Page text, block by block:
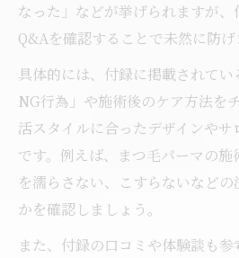
なった」などが挙げられますが
Q&Aを確認することで未然に防げ
具体的には、付録に掲載されて
NG行為」や施術後のケア方法を
活スタイルに合ったデザインや
です。例えば、まつ毛パーマの
を濡らさない、こすらないなど
かを確認しましょう。
また、付録の口コミや体験談も